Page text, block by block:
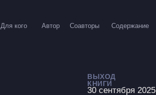
Автор
Для кого Содержание
Соавторы
ВЫХОД
КНИГИ
30 сентября 2025